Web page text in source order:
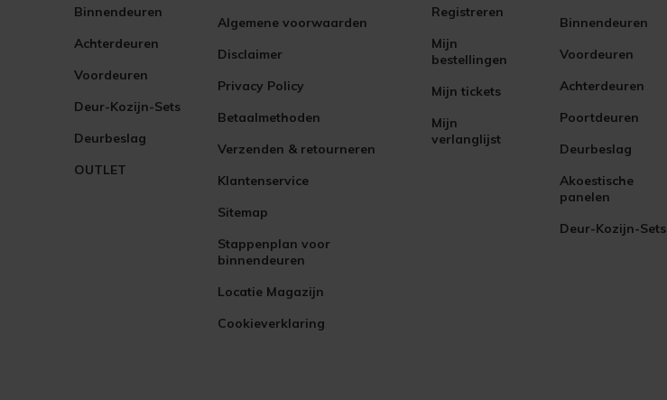
Binnendeuren
Achterdeuren
Voordeuren
Deur-Kozijn-Sets
Deurbeslag
OUTLET
Algemene voorwaarden
Disclaimer
Privacy Policy
Betaalmethoden
Verzenden & retourneren
Klantenservice
Sitemap
Stappenplan voor
binnendeuren
Locatie Magazijn
Cookieverklaring
Registreren
Mijn
bestellingen
Mijn tickets
Mijn
verlanglijst
Binnendeuren
Voordeuren
Achterdeuren
Poortdeuren
Deurbeslag
Akoestische
panelen
Deur-Kozijn-Sets